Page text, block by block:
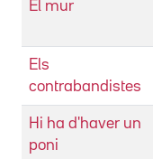
El mur
Els
contrabandistes
Hi ha d'haver un
poni